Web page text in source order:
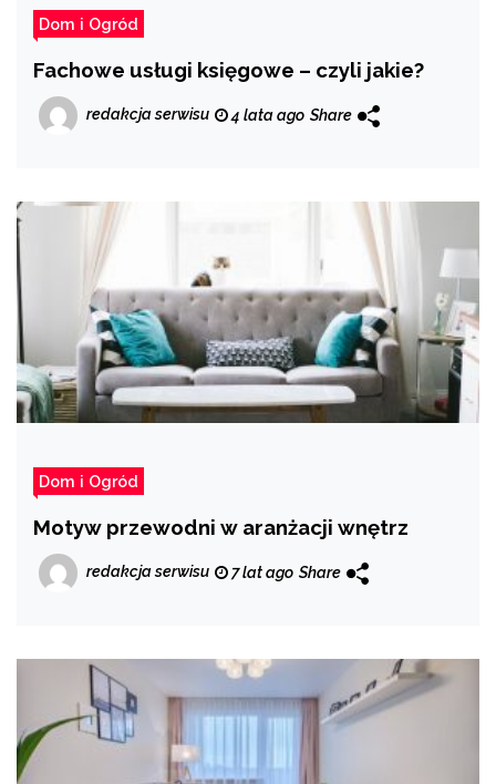
Dom i Ogród
Fachowe usługi księgowe – czyli jakie?
redakcja serwisu 4 lata ago Share
Dom i Ogród
Motyw przewodni w aranżacji wnętrz
redakcja serwisu 7 lat ago Share